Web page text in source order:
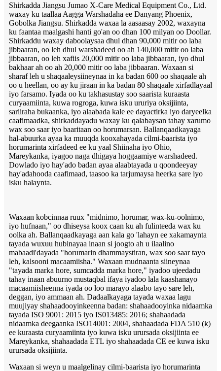
Shirkadda Jiangsu Jumao X-Care Medical Equipment Co., Ltd.
waxay ku taallaa Aagga Warshadaha ee Danyang Phoenix,
Gobolka Jiangsu. Shirkadda waxaa la aasaasay 2002, waxayna
ku faantaa maalgashi hanti go'an oo dhan 100 milyan oo Doollar.
Shirkaddu waxay daboolaysaa dhul dhan 90,000 mitir oo laba
jibbaaran, oo leh dhul warshadeed oo ah 140,000 mitir oo laba
jibbaaran, oo leh xafiis 20,000 mitir oo laba jibbaaran, iyo dhul
bakhaar ah oo ah 20,000 mitir oo laba jibbaaran. Waxaan si
sharaf leh u shaqaaleysiineynaa in ka badan 600 oo shaqaale ah
oo u heellan, oo ay ku jiraan in ka badan 80 shaqaale xirfadlayaal
iyo farsamo. Iyada oo ku takhasustay soo saarista kuraasta
curyaamiinta, kuwa rogroga, kuwa isku ururiya oksijiinta,
sariiraha bukaanka, iyo alaabada kale ee dayactirka iyo daryeelka
caafimaadka, shirkaddayadu waxay ku qalabaysan tahay xarumo
wax soo saar iyo baaritaan oo horumarsan. Ballanqaadkayaga
hal-abuurka ayaa ka muuqda kooxahayada cilmi-baarista iyo
horumarinta xirfadeed ee ku yaal Shiinaha iyo Ohio,
Mareykanka, iyagoo naga dhigaya hoggaamiye warshadeed.
Dowlado iyo hay'ado badan ayaa alaabtayada u qoondeeyay
hay'adahooda caafimaad, taasoo ka tarjumaysa heerka sare iyo
isku halaynta.
Waxaan kobcinnaa ruux "midnimo, horumar, wax-ku-oolnimo,
iyo hufnaan," oo dhiseysa koox caan ku ah fulinteeda wax ku
oolka ah. Ballanqaadkayaga aan kala go 'lahayn ee xakamaynta
tayada wuxuu hubinayaa inaan si joogto ah u ilaalino
mabaadi'dayada "horumarin dhammaystiran, wax soo saar tayo
leh, kalsooni macaamiisha." Waxaan mudnaanta siineynaa
"tayada marka hore, sumcadda marka hore," iyadoo ujeedadu
tahay inaan abuurno mustaqbal ifaya iyadoo lala kaashanayo
macaamiisheenna iyada oo loo marayo alaabo tayo sare leh,
deggan, iyo ammaan ah. Dadaalkayaga tayada waxaa lagu
muujiyay shahaadooyinkeenna badan: shahaadooyinka nidaamka
tayada ISO 9001: 2015 iyo IS013485: 2016; shahaadada
nidaamka deegaanka ISO14001: 2004, shahaadada FDA 510 (k)
ee kuraasta curyaamiinta iyo kuwa isku urursada oksijiinta ee
Mareykanka, shahaadada ETL iyo shahaadada CE ee kuwa isku
urursada oksijiinta.
Waxaan si weyn u maalgelinay cilmi-baarista iyo horumarinta